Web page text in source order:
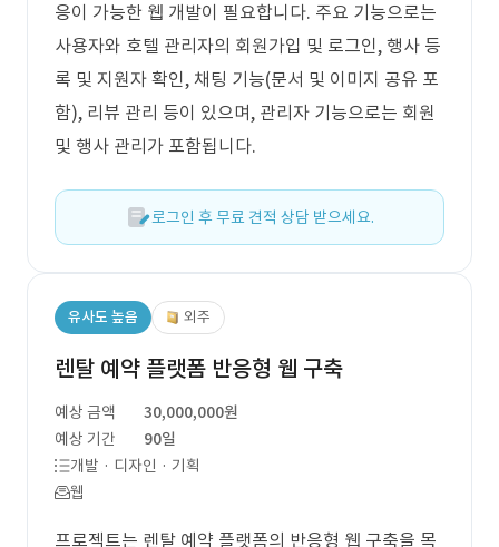
응이 가능한 웹 개발이 필요합니다. 주요 기능으로는
사용자와 호텔 관리자의 회원가입 및 로그인, 행사 등
록 및 지원자 확인, 채팅 기능(문서 및 이미지 공유 포
함), 리뷰 관리 등이 있으며, 관리자 기능으로는 회원
및 행사 관리가 포함됩니다.
로그인 후 무료 견적 상담 받으세요.
유사도 높음 외주
렌탈 예약 플랫폼 반응형 웹 구축
예상 금액
30,000,000원
예상 기간
90일
개발 · 디자인 · 기획
웹
프로젝트는 렌탈 예약 플랫폼의 반응형 웹 구축을 목